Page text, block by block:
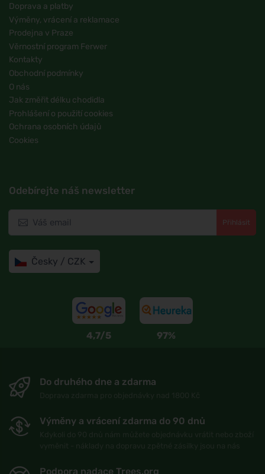
Doprava a platby
Výměny, vrácení a reklamace
Prodejna v Praze
Věrnostní program Ferwer
Kontakty
Obchodní podmínky
O nás
Jak změřit délku chodidla
Prohlášení o použití cookies
Ochrana osobních údajů
Cookies
Odebírejte náš newsletter
Přihlásit
Česky / CZK
4,7/5 97%
Do druhého dne a zdarma
Výměny a vrácení zdarma do 90 dnů
Podpora nadace Trees.org